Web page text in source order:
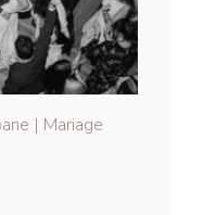
| Mariage